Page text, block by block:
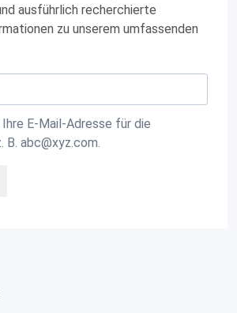
ausführlich recherchierte
zu unserem umfassenden
E-Mail-Adresse für die
B. abc@xyz.com.